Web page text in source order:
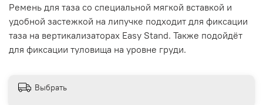
Ремень для таза со специальной мягкой вставкой и
удобной застежкой на липучке подходит для фиксации
таза на вертикализаторах Easy Stand. Также подойдёт
для фиксации туловища на уровне груди.
Выбрать